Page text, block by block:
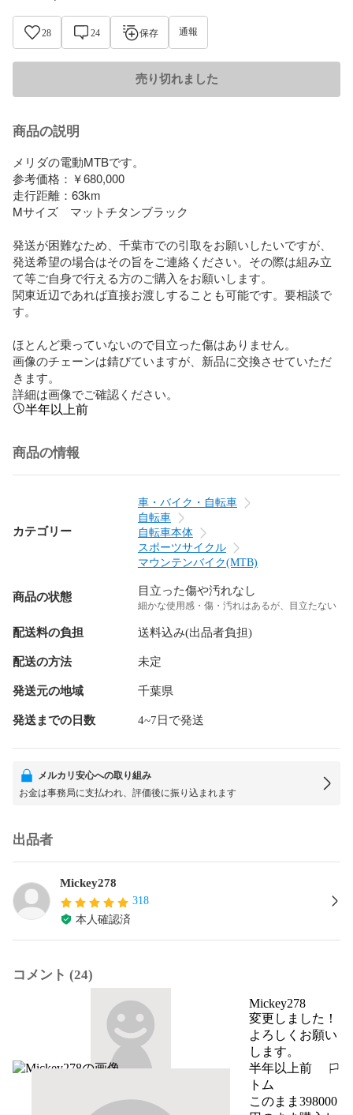
28 24 保存 通報
売り切れました
商品の説明
メリダの電動MTBです。
参考価格：￥680,000
走行距離：63km
Mサイズ　マットチタンブラック
発送が困難なため、千葉市での引取をお願いしたいですが、
発送希望の場合はその旨をご連絡ください。その際は組み立
て等ご自身で行える方のご購入をお願いします。
関東近辺であれば直接お渡しすることも可能です。要相談で
す。
ほとんど乗っていないので目立った傷はありません。
画像のチェーンは錆びていますが、新品に交換させていただ
きます。
詳細は画像でご確認ください。
半年以上前
商品の情報
カテゴリー
車・バイク・自転車
自転車
自転車本体
スポーツサイクル
マウンテンバイク(MTB)
商品の状態 目立った傷や汚れなし
細かな使用感・傷・汚れはあるが、目立たない
配送料の負担 送料込み(出品者負担)
配送の方法 未定
発送元の地域 千葉県
発送までの日数 4~7日で発送
メルカリ安心への取り組み
お金は事務局に支払われ、評価後に振り込まれます
出品者
Mickey278
318
本人確認済
コメント (24)
Mickey278
変更しました！
よろしくお願い
します。
半年以上前
報告する
トム
このまま398000